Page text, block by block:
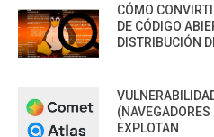
CÓMO
DE CÓDIGO
DISTRIBUCIÓN
EXPLOTAN